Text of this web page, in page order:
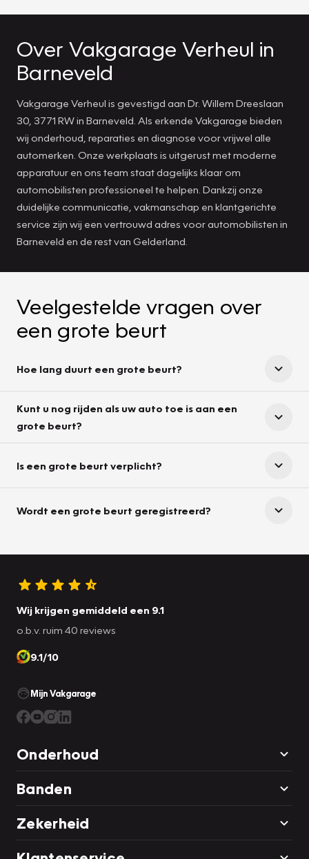
Over Vakgarage Verheul in
Barneveld
Vakgarage Verheul is gevestigd aan Dr. Willem Dreeslaan
30, 3771 RW in Barneveld. Als erkende Vakgarage bieden
wij onderhoud, reparaties en diagnose voor vrijwel alle
automerken. Onze werkplaats is uitgerust met moderne
apparatuur en ons team staat dagelijks klaar om
automobilisten professioneel te helpen. Dankzij onze
duidelijke communicatie, vakmanschap en klantgerichte
service zijn wij een vertrouwd adres voor automobilisten in
Barneveld en de rest van Gelderland.
Veelgestelde vragen over
een grote beurt
Hoe lang duurt een grote beurt?
Kunt u nog rijden als uw auto toe is aan een
grote beurt?
Is een grote beurt verplicht?
Wordt een grote beurt geregistreerd?
Wij krijgen gemiddeld een 9.1
o.b.v. ruim 40 reviews
9.1/10
Mijn Vakgarage
Onderhoud
Banden
Zekerheid